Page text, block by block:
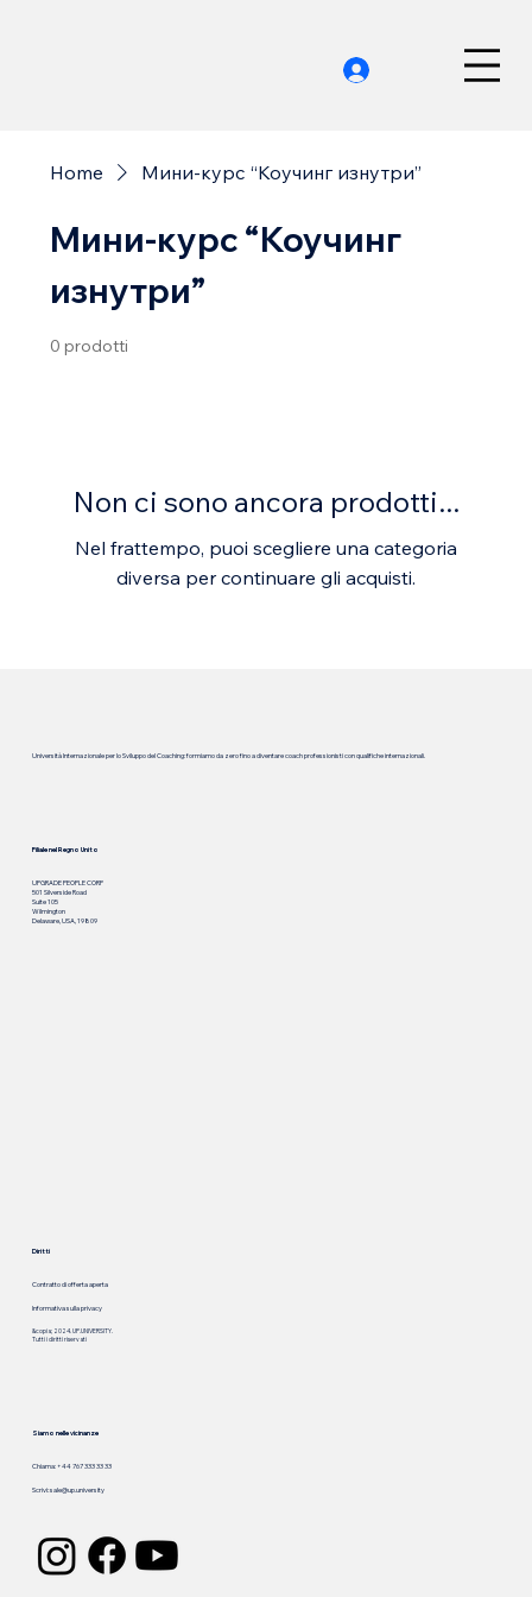
Home Мини-курс “Коучинг изнутри”
Мини-курс “Коучинг
изнутри”
0 prodotti
Non ci sono ancora prodotti...
Nel frattempo, puoi scegliere una categoria
diversa per continuare gli acquisti.
Università Internazionale per lo Sviluppo del Coaching: formiamo da zero fino a diventare coach professionisti con qualifiche internazionali.
Filiale nel Regno Unito
UPGRADE PEOPLE CORP
501 Silverside Road
Suite 105
Wilmington
Delaware, USA, 19809
Diritti
Contratto di offerta aperta
Informativa sulla privacy
&copia; 2024. UP.UNIVERSITY.
Tutti i diritti riservati
Siamo nelle vicinanze
Scrivi:sale@up.university
Chiama: +44 767 333 33 33